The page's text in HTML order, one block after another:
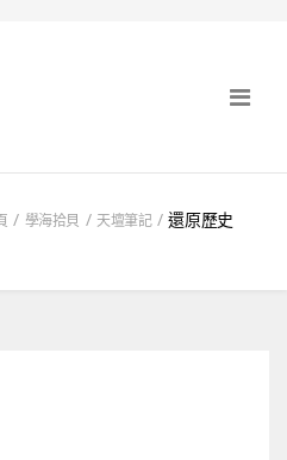
學海拾貝 天壇筆記 還原歷史